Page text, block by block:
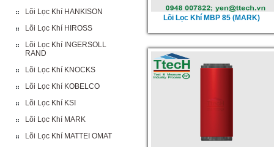
Lõi Lọc Khí HANKISON
Lõi Lọc Khí HIROSS
Lõi Lọc Khí INGERSOLL
RAND
Lõi Lọc Khí KNOCKS
Lõi Lọc Khí KOBELCO
Lõi Lọc Khí KSI
Lõi Lọc Khí MARK
Lõi Lọc Khí MATTEI OMAT
Lõi Lọc Khí MBP 85 (MARK)